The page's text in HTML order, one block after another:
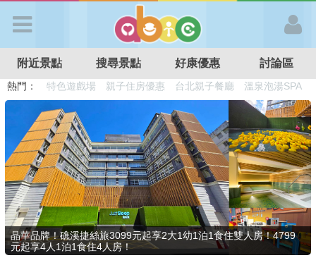
APP登入
首 頁
搜尋景點
好康優惠
最新消息
附近景點 搜尋景點 好康優惠 討論區
熱門： 溜滑梯民宿 觀光工廠 DIY摘果
日本親子景點
特色遊戲場
親子住房優惠 台北親子餐廳 溫泉泡湯SPA
晶華品牌！礁溪捷絲旅3099元起享2大1幼1泊1食住雙人房！4799
元起享4人1泊1食住4人房！